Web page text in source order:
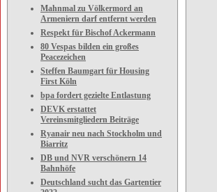
Mahnmal zu Völkermord an
Armeniern darf entfernt werden
Respekt für Bischof Ackermann
80 Vespas bilden ein großes
Peacezeichen
Steffen Baumgart für Housing
First Köln
bpa fordert gezielte Entlastung
DEVK erstattet
Vereinsmitgliedern Beiträge
Ryanair neu nach Stockholm und
Biarritz
DB und NVR verschönern 14
Bahnhöfe
Deutschland sucht das Gartentier